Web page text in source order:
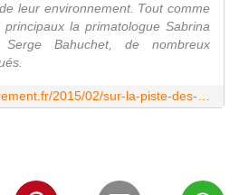
leur environnement. Tout comme
la primatologue Sabrina
Bahuchet, de nombreux